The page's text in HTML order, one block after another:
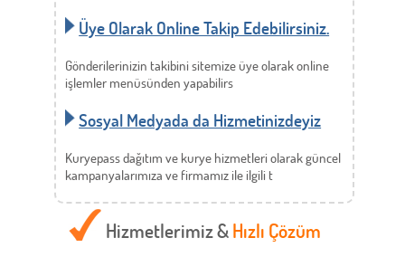
Üye Olarak Online Takip Edebilirsiniz.
Gönderilerinizin takibini sitemize üye olarak online
işlemler menüsünden yapabilirs
Sosyal Medyada da Hizmetinizdeyiz
Kuryepass dağıtım ve kurye hizmetleri olarak güncel
kampanyalarımıza ve firmamız ile ilgili t
Hizmetlerimiz &Hızlı Çözüm